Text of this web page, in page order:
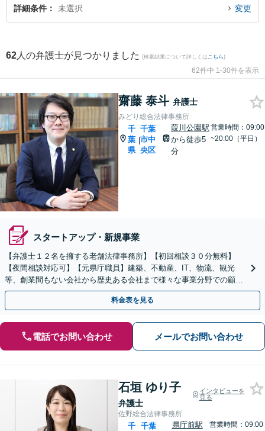
したい』『初回相談無料でスタートアップ・新規事業を法律相談できる千葉市
詳細条件 未選択 変更
62 人の弁護士が見つかりました (検索結果について詳しくは こちら)
62件中 1-30件を表示
齋藤 泰斗 弁護士
みどり総合法律事務所
千
葉
県
|
千葉
市中
央区
葭川公園駅
から徒歩5
分
営業時間：09:00
~20:00（平日）
スタートアップ・新規事業
【弁護士１２名を擁する老舗法律事務所】【初回相談３０分無料】
【夜間相談対応可】【元県庁職員】建築、不動産、IT、物流、観光
等、創業間もない会社から歴史ある会社まで様々な事業分野での顧問
業務経験が豊富です。
料金表を見る
電話でお問い合わせ メールでお問い合わせ
石垣 ゆり子
弁護士
インタビューを
見る
佐野総合法律事務所
千 千葉
県庁前駅
営業時間：09:00